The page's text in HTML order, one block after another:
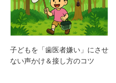
子どもを「歯医者嫌い」にさせ
ない声かけ＆接し方のコツ